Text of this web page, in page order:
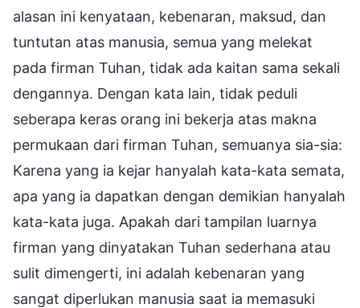
alasan ini kenyataan, kebenaran, maksud, dan
tuntutan atas manusia, semua yang melekat
pada firman Tuhan, tidak ada kaitan sama sekali
dengannya. Dengan kata lain, tidak peduli
seberapa keras orang ini bekerja atas makna
permukaan dari firman Tuhan, semuanya sia-sia:
Karena yang ia kejar hanyalah kata-kata semata,
apa yang ia dapatkan dengan demikian hanyalah
kata-kata juga. Apakah dari tampilan luarnya
firman yang dinyatakan Tuhan sederhana atau
sulit dimengerti, ini adalah kebenaran yang
sangat diperlukan manusia saat ia memasuki